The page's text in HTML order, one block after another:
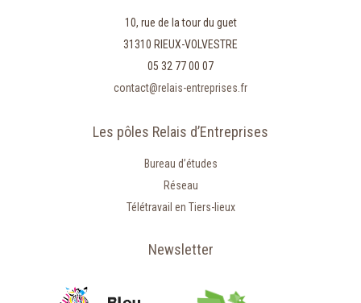
10, rue de la tour du guet
31310 RIEUX-VOLVESTRE
05 32 77 00 07
contact@relais-entreprises.fr
Les pôles Relais d’Entreprises
Bureau d’études
Réseau
Télétravail en Tiers-lieux
Newsletter